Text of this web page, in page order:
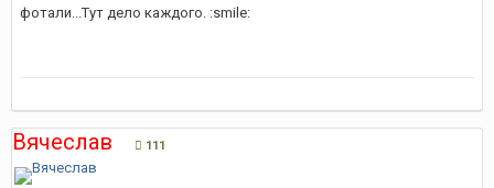
фотали...Тут дело каждого. :smile:
Вячеслав 111